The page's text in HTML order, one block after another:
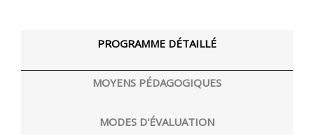
PROGRAMME DÉTAILLÉ
MOYENS PÉDAGOGIQUES
MODES D'ÉVALUATION